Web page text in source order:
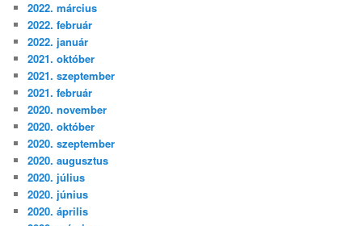
2022. március
2022. február
2022. január
2021. október
2021. szeptember
2021. február
2020. november
2020. október
2020. szeptember
2020. augusztus
2020. július
2020. június
2020. április